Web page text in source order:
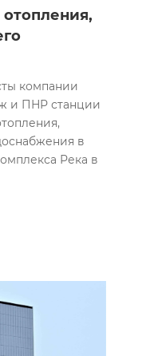
компании
и ПНР станции
в
Река в